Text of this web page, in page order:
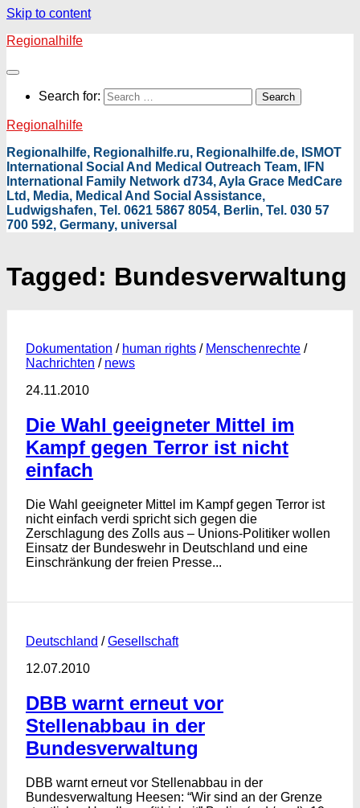
Skip to content
Regionalhilfe
Search for:
Regionalhilfe
Regionalhilfe, Regionalhilfe.ru, Regionalhilfe.de, ISMOT
International Social And Medical Outreach Team, IFN
International Family Network d734, Ayla Grace MedCare
Ltd, Media, Medical And Social Assistance,
Ludwigshafen, Tel. 0621 5867 8054, Berlin, Tel. 030 57
700 592, Germany, universal
Tagged: Bundesverwaltung
Dokumentation / human rights / Menschenrechte /
Nachrichten / news
24.11.2010
Die Wahl geeigneter Mittel im
Kampf gegen Terror ist nicht
einfach
Die Wahl geeigneter Mittel im Kampf gegen Terror ist
nicht einfach verdi spricht sich gegen die
Zerschlagung des Zolls aus – Unions-Politiker wollen
Einsatz der Bundeswehr in Deutschland und eine
Einschränkung der freien Presse...
Deutschland /Gesellschaft
12.07.2010
DBB warnt erneut vor
Stellenabbau in der
Bundesverwaltung
DBB warnt erneut vor Stellenabbau in der
Bundesverwaltung Heesen: “Wir sind an der Grenze